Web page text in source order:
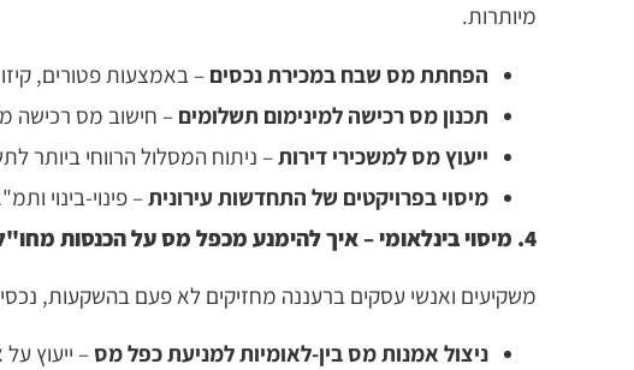
מיותרות.
הפחתת מס שבח במכירת נכסים – באמצעות פטורים,
תכנון מס רכישה למינימום תשלומים – חישוב מס רכישה
ייעוץ מס למשכירי דירות– ניתוח המסלול הרווחי ביותר
מיסוי בפרויקטים של התחדשות עירונית– פינוי-בינוי ותמ"א 38 כרוכים במסים, אך ניתן להימנע מהם עם
4. מיסוי בינלאומי – איך להימנע מכפל מס על הכנסות מחו"ל?
משקיעים ואנשי עסקים ברעננה מחזיקים לא פעם בהשקעות,
ניצול אמנות מס בין-לאומיות למניעת כפל מס– ייעוץ